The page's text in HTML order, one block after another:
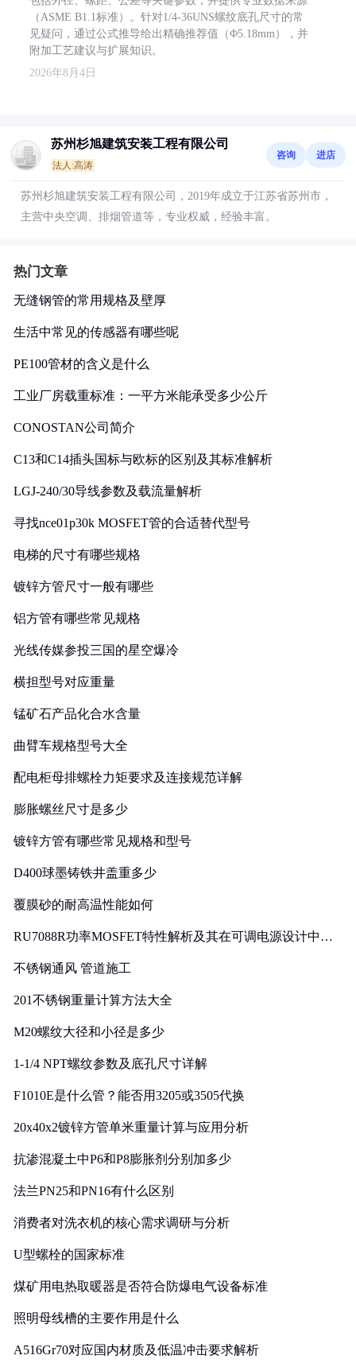
（ASME B1.1标准）。针对1/4-36UNS螺纹底孔尺寸的常
见疑问，通过公式推导给出精确推荐值（Φ5.18mm），并
附加工艺建议与扩展知识。
2026年8月4日
苏州杉旭建筑安装工程有限公司
法人:高涛
咨询 进店
苏州杉旭建筑安装工程有限公司，2019年成立于江苏省苏州市，
主营中央空调、排烟管道等，专业权威，经验丰富。
热门文章
无缝钢管的常用规格及壁厚
生活中常见的传感器有哪些呢
PE100管材的含义是什么
工业厂房载重标准：一平方米能承受多少公斤
CONOSTAN公司简介
C13和C14插头国标与欧标的区别及其标准解析
LGJ-240/30导线参数及载流量解析
寻找nce01p30k MOSFET管的合适替代型号
电梯的尺寸有哪些规格
镀锌方管尺寸一般有哪些
铝方管有哪些常见规格
光线传媒参投三国的星空爆冷
横担型号对应重量
锰矿石产品化合水含量
曲臂车规格型号大全
配电柜母排螺栓力矩要求及连接规范详解
膨胀螺丝尺寸是多少
镀锌方管有哪些常见规格和型号
D400球墨铸铁井盖重多少
覆膜砂的耐高温性能如何
RU7088R功率MOSFET特性解析及其在可调电源设计中的
不锈钢通风 管道施工
201不锈钢重量计算方法大全
M20螺纹大径和小径是多少
1-1/4 NPT螺纹参数及底孔尺寸详解
F1010E是什么管？能否用3205或3505代换
20x40x2镀锌方管单米重量计算与应用分析
抗渗混凝土中P6和P8膨胀剂分别加多少
法兰PN25和PN16有什么区别
消费者对洗衣机的核心需求调研与分析
U型螺栓的国家标准
煤矿用电热取暖器是否符合防爆电气设备标准
照明母线槽的主要作用是什么
A516Gr70对应国内材质及低温冲击要求解析